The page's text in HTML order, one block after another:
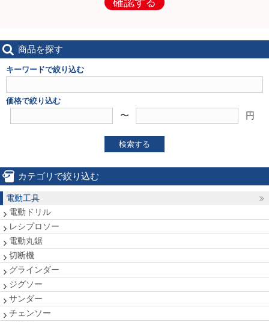
確認する
商品を探す
キーワードで絞り込む
価格で絞り込む
〜 円
検索する
カテゴリで絞り込む
電動工具
電動ドリル
レシプロソー
電動丸鋸
切断機
グラインダー
ジグソー
サンダー
チェンソー